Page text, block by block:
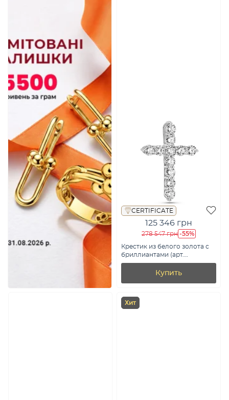
CERTIFICATE
125 346 грн
278 547 грн -55%
Крестик из белого золота с
бриллиантами (арт.
3107586202)
Купить
Хит